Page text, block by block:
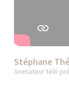
Stéphane
Animateur télé